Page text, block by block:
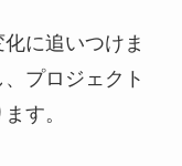
に追いつけま
プロジェクト
す。